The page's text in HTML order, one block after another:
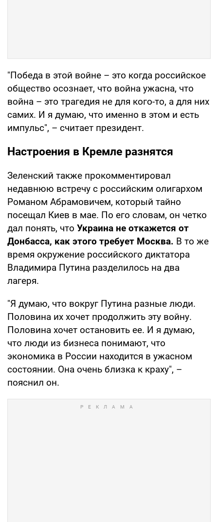
"Победа в этой войне – это когда российское
общество осознает, что война ужасна, что
война – это трагедия не для кого-то, а для них
самих. И я думаю, что именно в этом и есть
импульс", – считает президент.
Настроения в Кремле разнятся
Зеленский также прокомментировал
недавнюю встречу с российским олигархом
Романом Абрамовичем, который тайно
посещал Киев в мае. По его словам, он четко
дал понять, что Украина не откажется от
Донбасса, как этого требует Москва. В то же
время окружение российского диктатора
Владимира Путина разделилось на два
лагеря.
"Я думаю, что вокруг Путина разные люди.
Половина их хочет продолжить эту войну.
Половина хочет остановить ее. И я думаю,
что люди из бизнеса понимают, что
экономика в России находится в ужасном
состоянии. Она очень близка к краху", –
пояснил он.